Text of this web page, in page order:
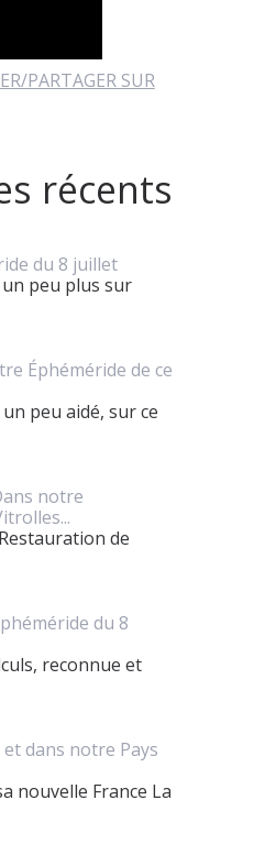
PARTAGER SUR
récents
du 8 juillet
peu plus sur
Éphéméride de ce
peu aidé, sur ce
notre
de
du 8
reconnue et
dans notre Pays
nouvelle France La